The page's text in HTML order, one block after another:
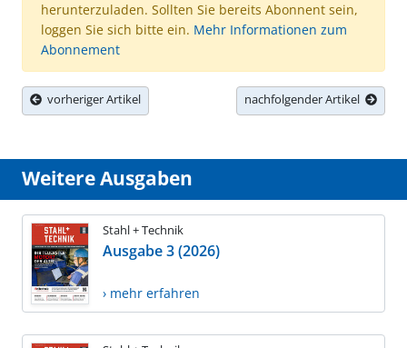
herunterzuladen. Sollten Sie bereits Abonnent sein,
loggen Sie sich bitte ein. Mehr Informationen zum
Abonnement
vorheriger Artikel nachfolgender Artikel
Weitere Ausgaben
Stahl + Technik
Ausgabe 3 (2026)
› mehr erfahren